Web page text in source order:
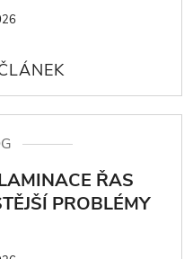
ŘAS
PROBLÉMY